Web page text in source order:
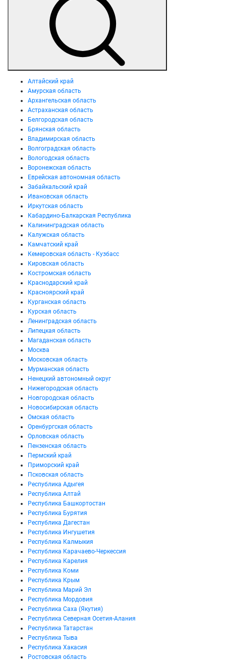
Алтайский край
Амурская область
Архангельская область
Астраханская область
Белгородская область
Брянская область
Владимирская область
Волгоградская область
Вологодская область
Воронежская область
Еврейская автономная область
Забайкальский край
Ивановская область
Иркутская область
Кабардино-Балкарская Республика
Калининградская область
Калужская область
Камчатский край
Кемеровская область - Кузбасс
Кировская область
Костромская область
Краснодарский край
Красноярский край
Курганская область
Курская область
Ленинградская область
Липецкая область
Магаданская область
Москва
Московская область
Мурманская область
Ненецкий автономный округ
Нижегородская область
Новгородская область
Новосибирская область
Омская область
Оренбургская область
Орловская область
Пензенская область
Пермский край
Приморский край
Псковская область
Республика Адыгея
Республика Алтай
Республика Башкортостан
Республика Бурятия
Республика Дагестан
Республика Ингушетия
Республика Калмыкия
Республика Карачаево-Черкессия
Республика Карелия
Республика Коми
Республика Крым
Республика Марий Эл
Республика Мордовия
Республика Саха (Якутия)
Республика Северная Осетия-Алания
Республика Татарстан
Республика Тыва
Республика Хакасия
Ростовская область